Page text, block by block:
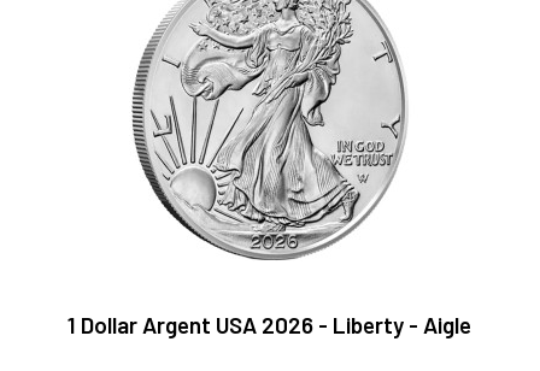
1 Dollar Argent USA 2026 - Liberty - Aigle